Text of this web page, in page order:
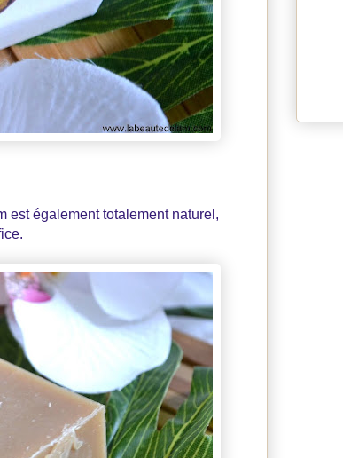
est également totalement naturel,